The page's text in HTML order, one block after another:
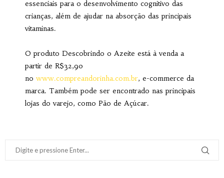
essenciais para o desenvolvimento cognitivo das
crianças, além de ajudar na absorção das principais
vitaminas.
O produto Descobrindo o Azeite está à venda a
partir de R$32,90
no www.compreandorinha.com.br, e-commerce da
marca. Também pode ser encontrado nas principais
lojas do varejo, como Pão de Açúcar.